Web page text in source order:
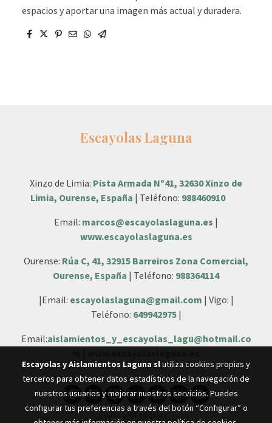
espacios y aportar una imagen más actual y duradera.
Escayolas Laguna
Xinzo de Limia: Pista Armada Nº41, 32630 Xinzo de
Limia, Ourense, España | Teléfono: 988460910
Email: marcos@escayolaslaguna.es |
www.escayolaslaguna.es
Ourense: Rúa C, 41, 32915 Barreiros Zona Comercial,
Ourense, España | Teléfono: 988364114
|Email: escayolaslaguna@gmail.com | Vigo: |
Teléfono: 649942975|
Email:aislamientos_y_escayolas_lagu@hotmail.co
Escayolas y Aislamientos Laguna slutiliza cookies propias y
terceros para obtener datos estadísticos de la navegación de
nuestros usuarios y mejorar nuestros servicios. Puedes
configurar tus preferencias a través del botón “Configurar” o